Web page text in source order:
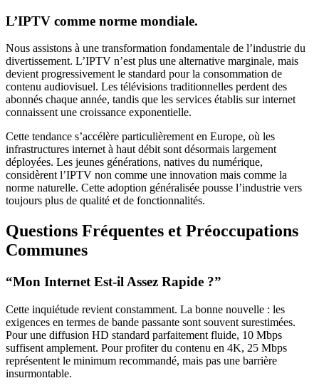
L’IPTV comme norme mondiale.
Nous assistons à une transformation fondamentale de l’industrie du
divertissement. L’IPTV n’est plus une alternative marginale, mais
devient progressivement le standard pour la consommation de
contenu audiovisuel. Les télévisions traditionnelles perdent des
abonnés chaque année, tandis que les services établis sur internet
connaissent une croissance exponentielle.
Cette tendance s’accélère particulièrement en Europe, où les
infrastructures internet à haut débit sont désormais largement
déployées. Les jeunes générations, natives du numérique,
considèrent l’IPTV non comme une innovation mais comme la
norme naturelle. Cette adoption généralisée pousse l’industrie vers
toujours plus de qualité et de fonctionnalités.
Questions Fréquentes et Préoccupations
Communes
“Mon Internet Est-il Assez Rapide ?”
Cette inquiétude revient constamment. La bonne nouvelle : les
exigences en termes de bande passante sont souvent surestimées.
Pour une diffusion HD standard parfaitement fluide, 10 Mbps
suffisent amplement. Pour profiter du contenu en 4K, 25 Mbps
représentent le minimum recommandé, mais pas une barrière
insurmontable.